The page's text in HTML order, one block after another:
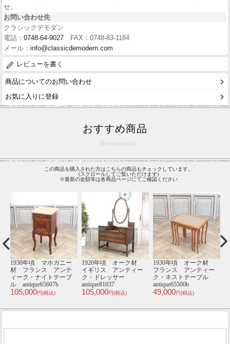
せ。
お問い合わせ先
クラシックデモダン
電話： 0748-64-9027 FAX：0748-83-1184
メール： info@classicdemodern.com
レビューを書く
商品についてのお問い合わせ
お気に入りに登録
おすすめ商品
Recommend
この商品を購入された方はこちらの商品もチェックしています。
(スクロールしてご覧いただけます)
※最新の金額等は各商品ページにてご確認ください
1920年頃 オーク材
フランス アンティー
ク・サイドテーブル
antique64664
75,000円(税込)
1930年頃 オーク材
フランス アンティー
ク・ナイトテーブル
antique65552
55,000円(税込)
1920年頃 オーク材
フランス アンティー
ク・ナイトテーブル
antique65524a
55,000円(税込)